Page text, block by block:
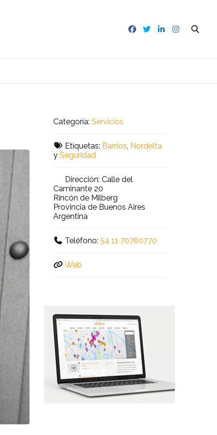
Categoría:Servicios
Etiquetas: Barrios, Nordelta
y Seguridad
Dirección:Calle del
Caminante 20
Rincón de Milberg
Provincia de Buenos Aires
Argentina
Teléfono:54 11 70780770
Web